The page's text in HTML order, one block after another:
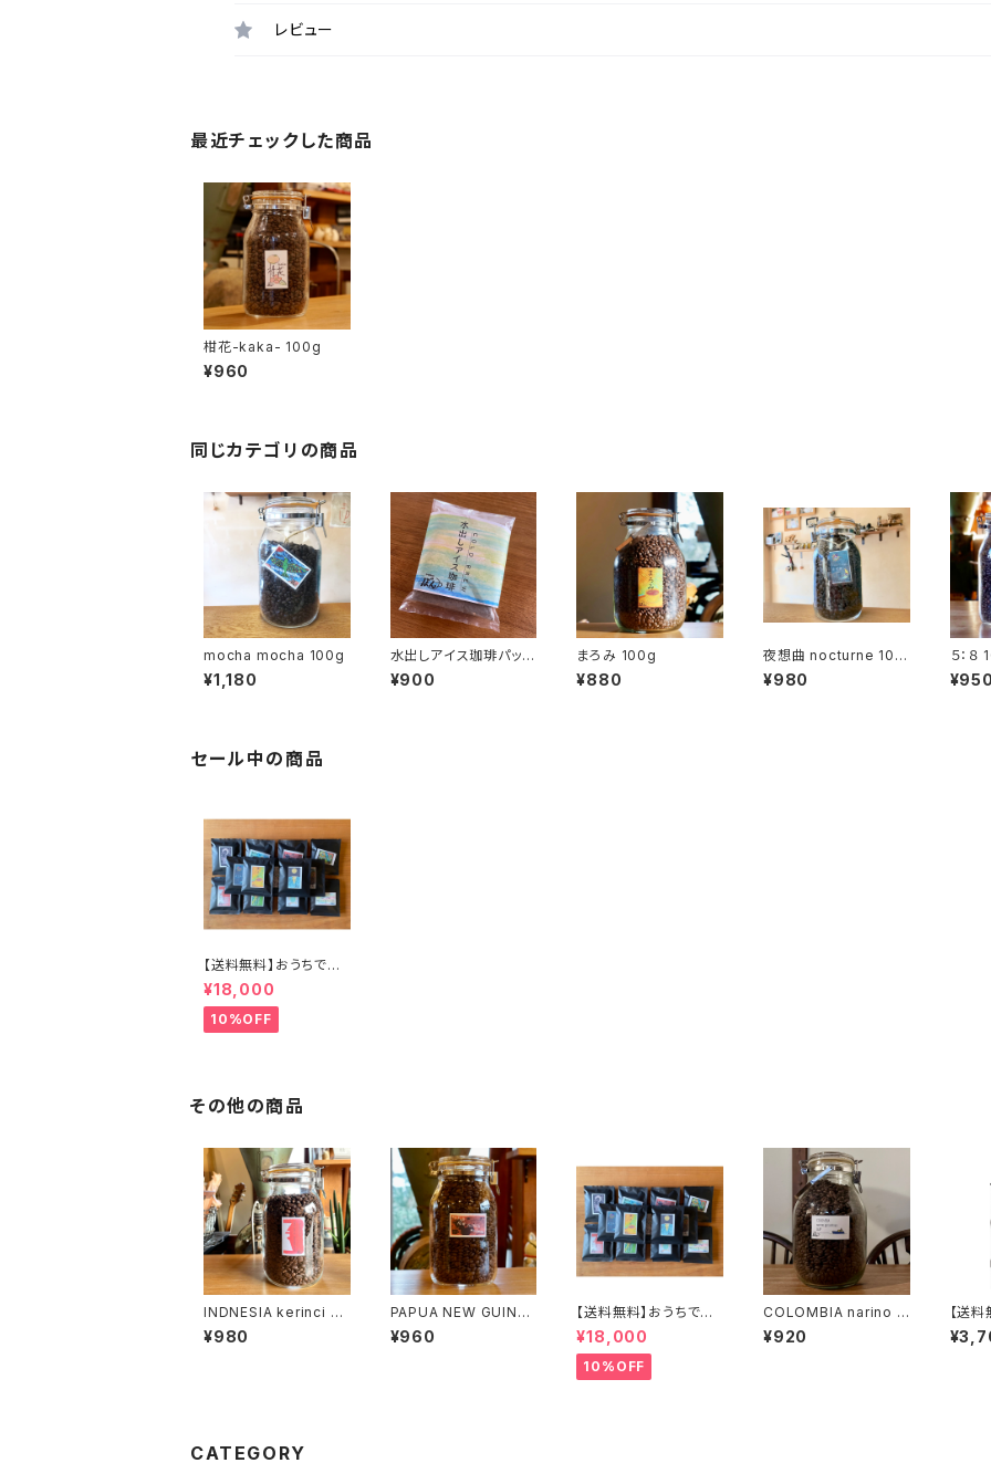
レビュー
最近チェックした商品
柑花-kaka- 100g
¥960
同じカテゴリの商品
mocha mocha 100g
¥1,180
水出しアイス珈琲パック
500ml×2P入
¥900
まろみ 100g
¥880
夜想曲 nocturne 100
g
¥980
５：
セール中の商品
【送料無料】おうちで簡
単ドリップバッグ100個
セット
¥18,000
10%OFF
その他の商品
INDNESIA kerinci m
ountain 100g
¥980
PAPUA NEW GUINEA
mudman 100g
¥960
【送料無料】おうちで簡
単ドリップバッグ100個
セット
¥18,000
10%OFF
COLOMBIA narino g
uranhoya SUP 100g
¥920
【送
gセッ
CATEGORY